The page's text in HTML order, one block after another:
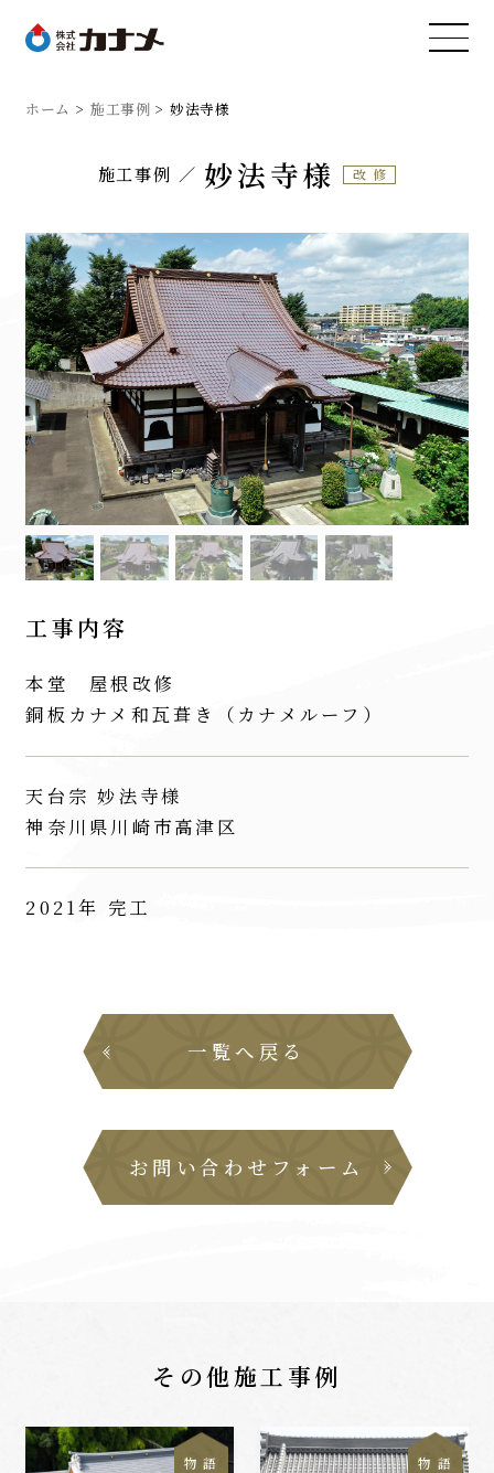
ホーム 施工事例 妙法寺様
施工事例 妙法寺様 改修
工事内容
本堂 屋根改修
銅板カナメ和瓦葺き（カナメルーフ）
天台宗 妙法寺様
神奈川県川崎市高津区
2021年 完工
一覧へ戻る
お問い合わせフォーム
その他施工事例
物 語 物 語